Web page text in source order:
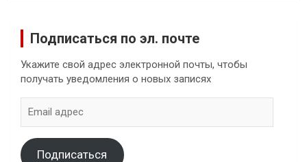
Подписаться по эл. почте
Укажите свой адрес электронной почты, чтобы
получать уведомления о новых записях
адрес
Подписаться